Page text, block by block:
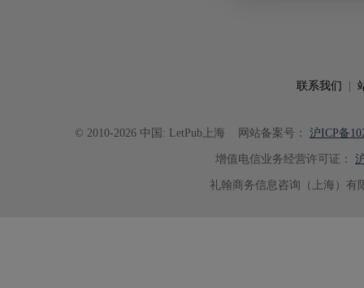
联系我们
© 2010-2026 中国: LetPub上海 网站备案号： 沪ICP备
增值电信业务经营许可证：
礼翰商务信息咨询（上海）